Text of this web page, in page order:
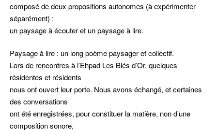
composé de deux propositions autonomes (à expérimenter
séparément) :
un paysage à écouter et un paysage à lire.
Paysage à lire : un long poème paysager et collectif.
Lors de rencontres à l’Ehpad Les Blés d’Or, quelques
résidentes et résidents
nous ont ouvert leur porte. Nous avons échangé, et certaines
des conversations
ont été enregistrées, pour constituer la matière, non d’une
composition sonore,